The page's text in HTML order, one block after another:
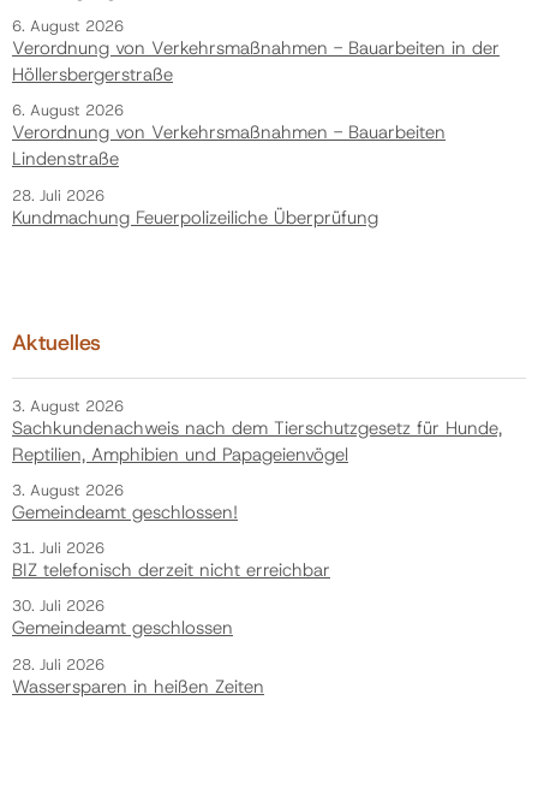
6. August 2026
Verordnung von Verkehrsmaßnahmen - Bauarbeiten in der
Höllersbergerstraße
6. August 2026
Verordnung von Verkehrsmaßnahmen - Bauarbeiten
Lindenstraße
28. Juli 2026
Kundmachung Feuerpolizeiliche Überprüfung
Aktuelles
3. August 2026
Sachkundenachweis nach dem Tierschutzgesetz für Hunde,
Reptilien, Amphibien und Papageienvögel
3. August 2026
Gemeindeamt geschlossen!
31. Juli 2026
BIZ telefonisch derzeit nicht erreichbar
30. Juli 2026
Gemeindeamt geschlossen
28. Juli 2026
Wassersparen in heißen Zeiten